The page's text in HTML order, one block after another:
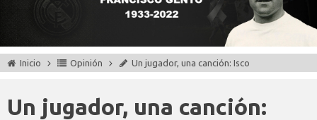
Inicio Opinión Un jugador, una canción: Isco
Un jugador, una canción: